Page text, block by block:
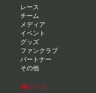
レース
チーム
メディア
イベント
グッズ
ファンクラブ
パートナー
その他
チーム